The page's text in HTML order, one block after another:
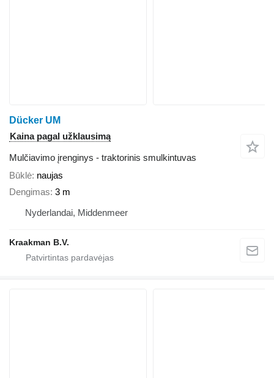
Dücker UM
Kaina pagal užklausimą
Mulčiavimo įrenginys - traktorinis smulkintuvas
Būklė naujas
Dengimas 3 m
Nyderlandai, Middenmeer
Kraakman B.V.